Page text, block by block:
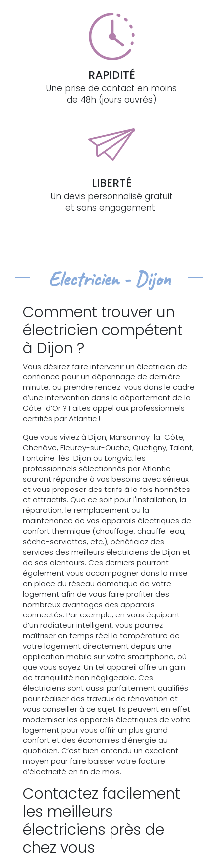
RAPIDITÉ
Une prise de contact en moins
de 48h (jours ouvrés)
LIBERTÉ
Un devis personnalisé gratuit
et sans engagement
Electricien - Dijon
Comment trouver un
électricien compétent
à Dijon ?
Vous désirez faire intervenir un électricien de
confiance pour un dépannage de dernière
minute, ou prendre rendez-vous dans le cadre
d’une intervention dans le département de la
Côte-d’Or ? Faites appel aux professionnels
certifiés par Atlantic !
Que vous viviez à Dijon, Marsannay-la-Côte,
Chenôve, Fleurey-sur-Ouche, Quetigny, Talant,
Fontaine-lès-Dijon ou Longvic, les
professionnels sélectionnés par Atlantic
sauront répondre à vos besoins avec sérieux
et vous proposer des tarifs à la fois honnêtes
et attractifs. Que ce soit pour l'installation, la
réparation, le remplacement ou la
maintenance de vos appareils électriques de
confort thermique (chauffage, chauffe-eau,
sèche-serviettes, etc.), bénéficiez des
services des meilleurs électriciens de Dijon et
de ses alentours. Ces derniers pourront
également vous accompagner dans la mise
en place du réseau domotique de votre
logement afin de vous faire profiter des
nombreux avantages des appareils
connectés. Par exemple, en vous équipant
d’un radiateur intelligent, vous pourrez
maîtriser en temps réel la température de
votre logement directement depuis une
application mobile sur votre smartphone, où
que vous soyez. Un tel appareil offre un gain
de tranquillité non négligeable. Ces
électriciens sont aussi parfaitement qualifiés
pour réaliser des travaux de rénovation et
vous conseiller à ce sujet. Ils peuvent en effet
moderniser les appareils électriques de votre
logement pour vous offrir un plus grand
confort et des économies d’énergie au
quotidien. C’est bien entendu un excellent
moyen pour faire baisser votre facture
d’électricité en fin de mois.
Contactez facilement
les meilleurs
électriciens près de
chez vous